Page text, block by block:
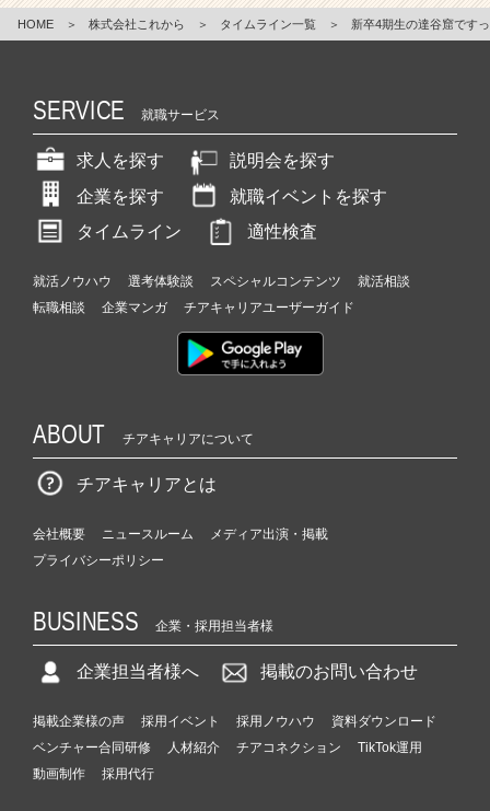
HOME ＞ 株式会社これから ＞ タイムライン一覧 ＞ 新卒4期生の達谷窟ですっ
SERVICE 就職サービス
求人を探す
説明会を探す
企業を探す
就職イベントを探す
タイムライン
適性検査
就活ノウハウ 選考体験談 スペシャルコンテンツ
就活相談
転職相談
企業マンガ チアキャリアユーザーガイド
ABOUT チアキャリアについて
チアキャリアとは
会社概要 ニュースルーム
メディア出演・掲載
プライバシーポリシー
BUSINESS 企業・採用担当者様
企業担当者様へ 掲載のお問い合わせ
掲載企業様の声 採用イベント 採用ノウハウ
資料ダウンロード
ベンチャー合同研修
人材紹介 チアコネクション
TikTok運用
動画制作
採用代行